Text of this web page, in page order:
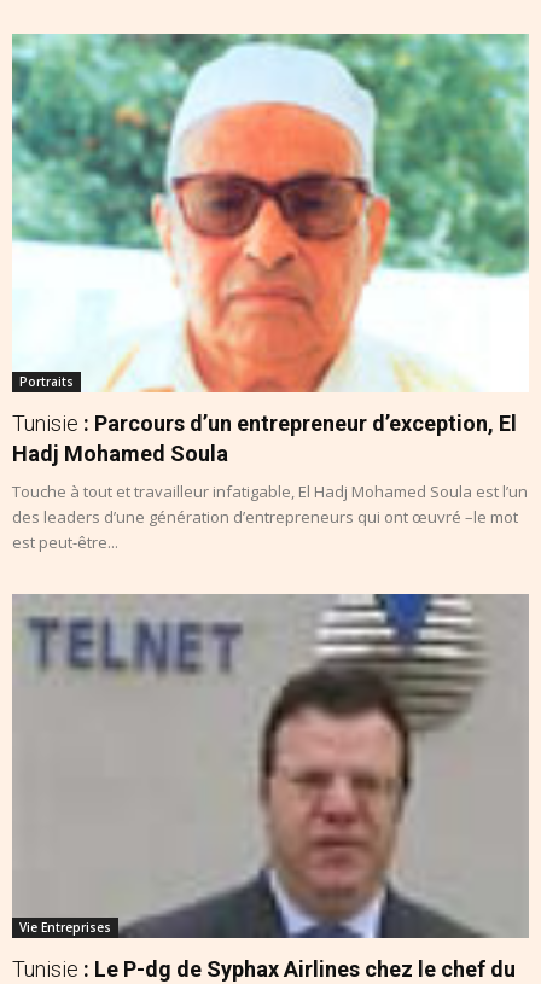
Portraits
Tunisie : Parcours d’un entrepreneur d’exception, El
Hadj Mohamed Soula
Touche à tout et travailleur infatigable, El Hadj Mohamed Soula est l’un
des leaders d’une génération d’entrepreneurs qui ont œuvré –le mot
est peut-être...
Vie Entreprises
Tunisie : Le P-dg de Syphax Airlines chez le chef du